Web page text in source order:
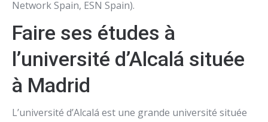
Network Spain, ESN Spain).
Faire ses études à
l’université d’Alcalá située
à Madrid
L’université d’Alcalá est une grande université située